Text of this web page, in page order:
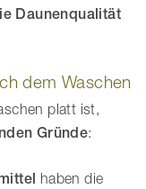
Daunenqualität
dem Waschen
platt ist,
Gründe:
haben die